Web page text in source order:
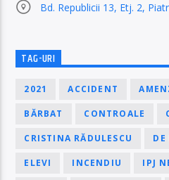
Bd. Republicii 13, Etj. 2,
TAG-URI
2021 ACCIDENT
BĂRBAT CONTROALE
CRISTINA RĂDULESCU
ELEVI INCENDIU IPJ